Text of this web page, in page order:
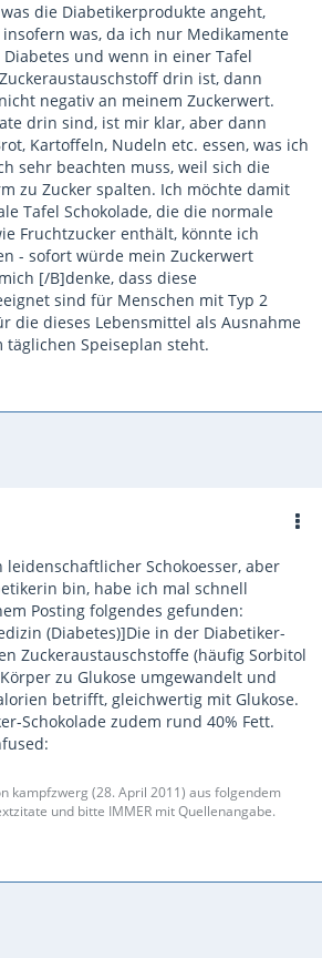
die Diabetikerprodukte angeht,
was, da ich nur Medikamente
und wenn in einer Tafel
drin ist, dann
negativ an meinem Zuckerwert.
drin sind, ist mir klar, aber dann
Kartoffeln, Nudeln etc. essen, was ich
sehr beachten muss, weil sich die
zu Zucker spalten. Ich möchte damit
Tafel Schokolade, die die normale
Fruchtzucker enthält, könnte ich
- sofort würde mein Zuckerwert
[/B]denke, dass diese
sind für Menschen mit Typ 2
die dieses Lebensmittel als Ausnahme
Speiseplan steht.
leidenschaftlicher Schokoesser, aber
bin, habe ich mal schnell
Posting folgendes gefunden:
(Diabetes)]Die in der Diabetiker-
Zuckeraustauschstoffe (häufig Sorbitol
zu Glukose umgewandelt und
betrifft, gleichwertig mit Glukose.
Schokolade zudem rund 40% Fett.
kampfzwerg (28. April 2011) aus folgendem
und bitte IMMER mit Quellenangabe.